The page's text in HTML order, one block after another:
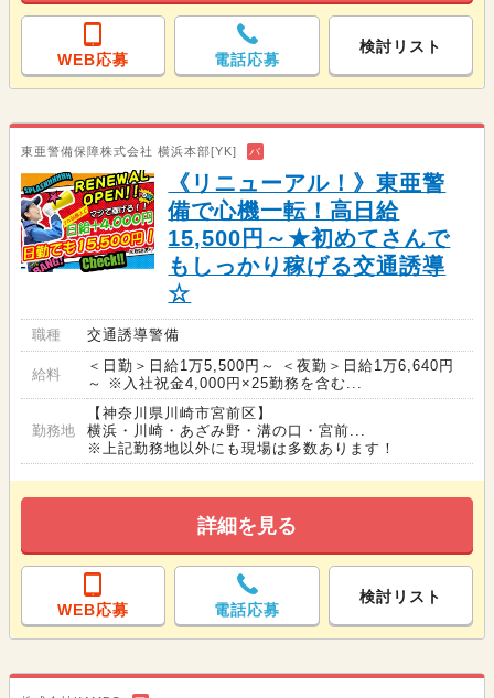
WEB応募 電話応募
検討リスト
東亜警備保障株式会社 横浜本部[YK] バ
《リニューアル！》東亜警
備で心機一転！高日給
15,500円～★初めてさんで
もしっかり稼げる交通誘導
☆
職種 交通誘導警備
給料
＜日勤＞日給1万5,500円～ ＜夜勤＞日給1万6,640円
～ ※入社祝金4,000円×25勤務を含む...
勤務地
【神奈川県川崎市宮前区】
横浜・川崎・あざみ野・溝の口・宮前...
※上記勤務地以外にも現場は多数あります！
詳細を見る
WEB応募 電話応募
検討リスト